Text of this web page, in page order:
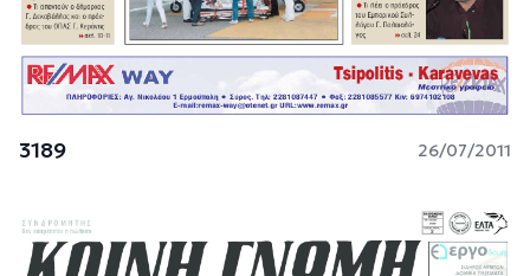
3189 26/07/2011